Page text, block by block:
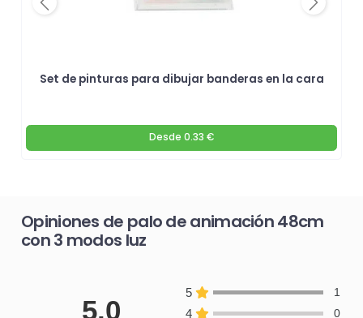
Set de pinturas para dibujar banderas en la cara
Desde 0.33 €
Previous Next
Opiniones de palo de animación 48cm
con 3 modos luz
5.0
5 1
4 0